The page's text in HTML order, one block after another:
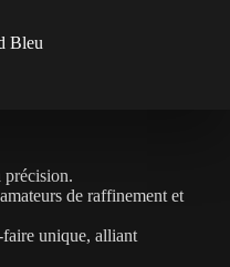
Bleu
précision.
de raffinement et
unique, alliant